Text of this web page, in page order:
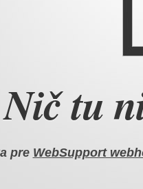
Nič tu
pre WebSupport